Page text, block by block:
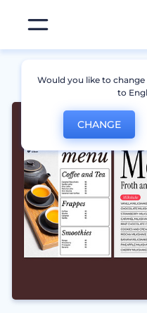
Would you like to
to
CHANGE